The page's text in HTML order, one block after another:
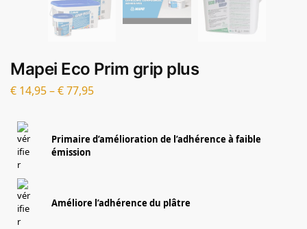
Mapei Eco Prim grip plus
€ 14,95–€77,95
Primaire d’amélioration de l’adhérence à faible
émission
Améliore l’adhérence du plâtre